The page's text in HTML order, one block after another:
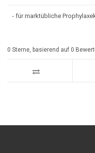
- für marktübliche
0 Sterne, basierend auf 0